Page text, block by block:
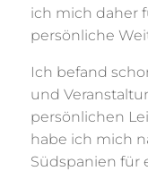
ich mich daher
persönliche
Ich befand
und
persönlichen
habe ich mich
Südspanien für